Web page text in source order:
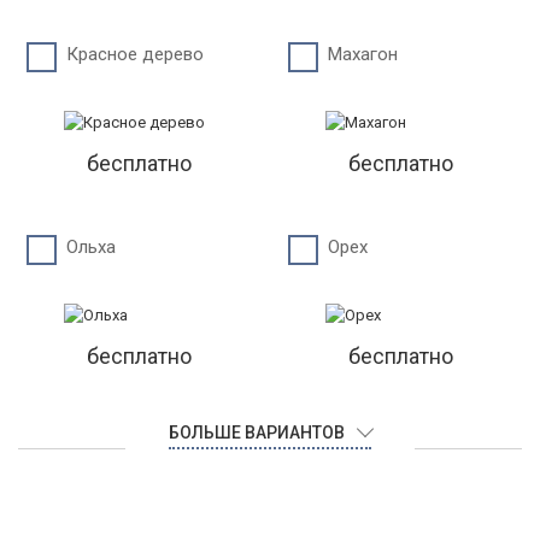
Красное дерево
бесплатно
Махагон
бесплатно
Ольха
бесплатно
Орех
бесплатно
БОЛЬШЕ ВАРИАНТОВ